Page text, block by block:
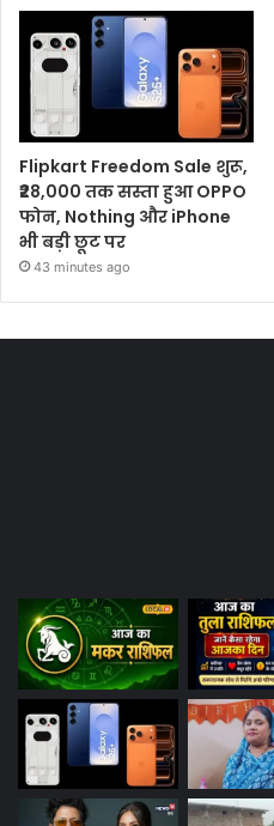
Flipkart Freedom Sale शुरू,
₹28,000 तक सस्ता हुआ OPPO
फोन, Nothing और iPhone
भी बड़ी छूट पर
43 minutes ago